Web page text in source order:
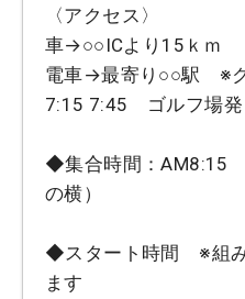
〈アクセス〉
車→○○ICより15ｋｍ
電車→最寄り○○駅 ※
7:15 7:45 ゴルフ場
◆集合時間：AM8:15
の横）
◆スタート時間 ※組み
ます